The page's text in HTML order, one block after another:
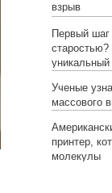
взрыв
Первый шаг
уникальный
Ученые
массового
принтер,
молекулы